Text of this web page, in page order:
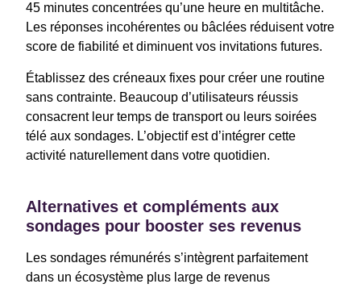
45 minutes concentrées qu’une heure en multitâche.
Les réponses incohérentes ou bâclées réduisent votre
score de fiabilité et diminuent vos invitations futures.
Établissez des créneaux fixes pour créer une routine
sans contrainte. Beaucoup d’utilisateurs réussis
consacrent leur temps de transport ou leurs soirées
télé aux sondages. L’objectif est d’intégrer cette
activité naturellement dans votre quotidien.
Alternatives et compléments aux
sondages pour booster ses revenus
Les sondages rémunérés s’intègrent parfaitement
dans un écosystème plus large de revenus